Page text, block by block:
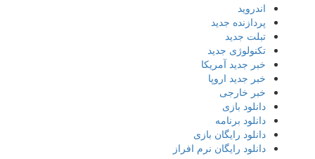
اندروید
پردازنده جدید
تبلت جدید
تکنولوژی جدید
خبر جدید آمریکا
خبر جدید اروپا
خبر خارجی
دانلود بازی
دانلود برنامه
دانلود رایگان بازی
دانلود رایگان نرم افراز